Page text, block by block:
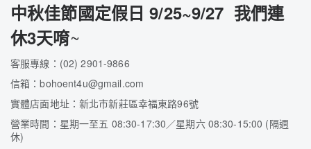
中秋佳節國定假日 9/25~9/27 我們連
休3天唷~
客服專線：(02) 2901-9866
信箱：bohoent4u@gmail.com
實體店面地址：新北市新莊區幸福東路96號
營業時間：星期一至五 08:30-17:30／星期六 08:30-15:00 (隔週
休)